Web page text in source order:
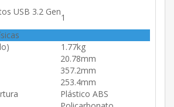
USB 3.2 Gen
1
1.77kg
20.78mm
357.2mm
253.4mm
Plástico ABS